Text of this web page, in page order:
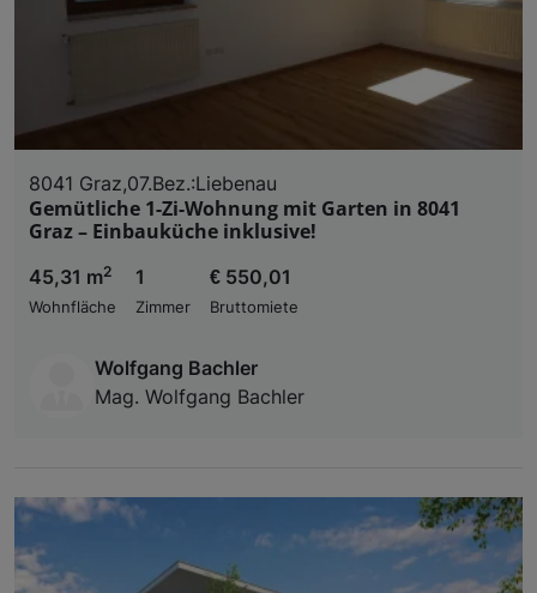
8041 Graz,07.Bez.:Liebenau
Gemütliche 1-Zi-Wohnung mit Garten in 8041
Graz – Einbauküche inklusive!
45,31 m2
Wohnfläche
1
Zimmer
€ 550,01
Bruttomiete
Wolfgang Bachler
Mag. Wolfgang Bachler